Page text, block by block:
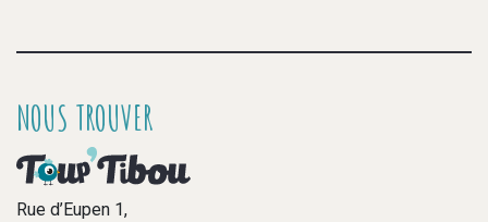
NOUS TROUVER
Rue d’Eupen 1,